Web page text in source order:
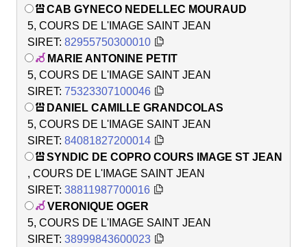
CAB GYNECO NEDELLEC MOURAUD
5, COURS DE L'IMAGE SAINT JEAN
SIRET: 82955750300010
MARIE ANTONINE PETIT
5, COURS DE L'IMAGE SAINT JEAN
SIRET: 75323307100046
DANIEL CAMILLE GRANDCOLAS
5, COURS DE L'IMAGE SAINT JEAN
SIRET: 84081827200014
SYNDIC DE COPRO COURS IMAGE ST JEAN
, COURS DE L'IMAGE SAINT JEAN
SIRET: 38811987700016
VERONIQUE OGER
5, COURS DE L'IMAGE SAINT JEAN
SIRET: 38999843600023